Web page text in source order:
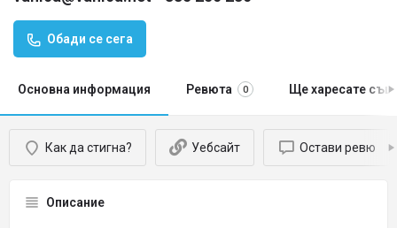
Обади се сега
Основна информация Ревюта 0 Ще харесате
Как да стигна? Уебсайт Остави ревю
Описание